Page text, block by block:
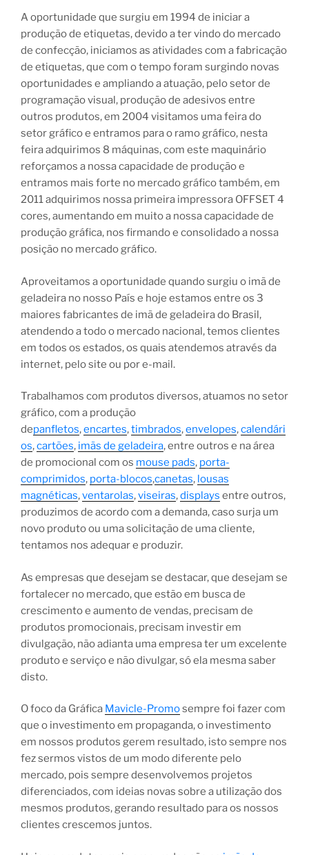
A oportunidade que surgiu em 1994 de iniciar a
produção de etiquetas, devido a ter vindo do mercado
de confecção, iniciamos as atividades com a fabricação
de etiquetas, que com o tempo foram surgindo novas
oportunidades e ampliando a atuação, pelo setor de
programação visual, produção de adesivos entre
outros produtos, em 2004 visitamos uma feira do
setor gráfico e entramos para o ramo gráfico, nesta
feira adquirimos 8 máquinas, com este maquinário
reforçamos a nossa capacidade de produção e
entramos mais forte no mercado gráfico também, em
2011 adquirimos nossa primeira impressora OFFSET 4
cores, aumentando em muito a nossa capacidade de
produção gráfica, nos firmando e consolidado a nossa
posição no mercado gráfico.
Aproveitamos a oportunidade quando surgiu o imã de
geladeira no nosso País e hoje estamos entre os 3
maiores fabricantes de imã de geladeira do Brasil,
atendendo a todo o mercado nacional, temos clientes
em todos os estados, os quais atendemos através da
internet, pelo site ou por e-mail.
Trabalhamos com produtos diversos, atuamos no setor
gráfico, com a produção
depanfletos,encartes,timbrados,envelopes,calendári
os,cartões, imãs de geladeira, entre outros e na área
de promocional com os mouse pads, porta-
comprimidos, porta-blocos,canetas, lousas
magnéticas,ventarolas,viseiras,displays entre outros,
produzimos de acordo com a demanda, caso surja um
novo produto ou uma solicitação de uma cliente,
tentamos nos adequar e produzir.
As empresas que desejam se destacar, que desejam se
fortalecer no mercado, que estão em busca de
crescimento e aumento de vendas, precisam de
produtos promocionais, precisam investir em
divulgação, não adianta uma empresa ter um excelente
produto e serviço e não divulgar, só ela mesma saber
disto.
O foco da Gráfica Mavicle-Promosempre foi fazer com
que o investimento em propaganda, o investimento
em nossos produtos gerem resultado, isto sempre nos
fez sermos vistos de um modo diferente pelo
mercado, pois sempre desenvolvemos projetos
diferenciados, com ideias novas sobre a utilização dos
mesmos produtos, gerando resultado para os nossos
clientes crescemos juntos.